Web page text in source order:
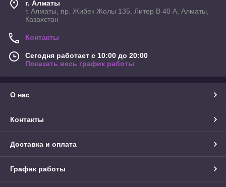
г. Алматы
г. Алматы, пр. Жибек Жолы 135, Литер В 40 А, Алматы,
Казахстан
Контакты
Сегодня работает с 10:00 до 20:00
Показать весь график работы
О нас
Контакты
Доставка и оплата
График работы